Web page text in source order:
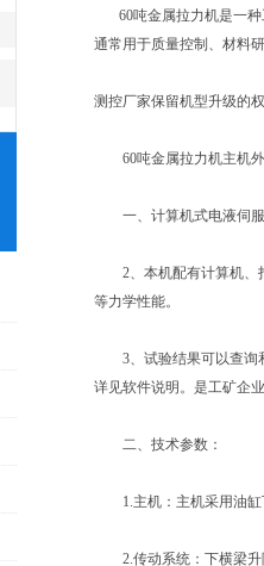
60吨金属拉力机是一种
通常用于质量控制、材料
测控厂家保留机型升级的
60吨金属拉力机主机外
一、计算机式电液伺服
2、本机配有计算机、打
等力学性能。
3、试验结果可以查询和
详见软件说明。是工矿企
二、技术参数：
1.主机：主机采用油缸
2.传动系统：下横梁升